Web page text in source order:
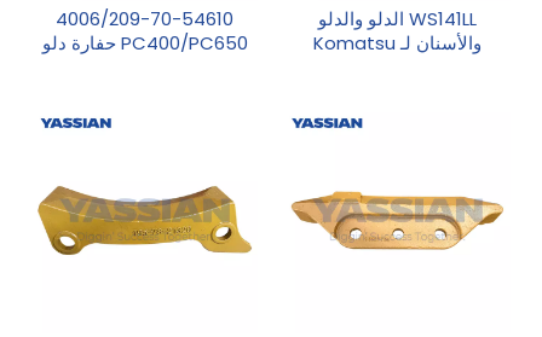
WS141LL الدلو والدلو
والأسنان لـ Komatsu
4006/209-70-54610
PC400/PC650 حفارة دلو
شفرة حامي